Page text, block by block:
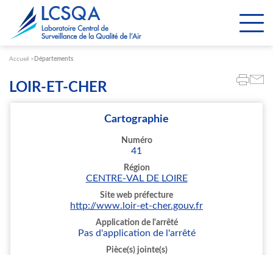
Accueil Départements
LOIR-ET-CHER
Cartographie
Numéro
41
Région
CENTRE-VAL DE LOIRE
Site web préfecture
http://www.loir-et-cher.gouv.fr
Application de l'arrêté
Pas d'application de l'arrêté
Pièce(s) jointe(s)
Paramétrer les cookies